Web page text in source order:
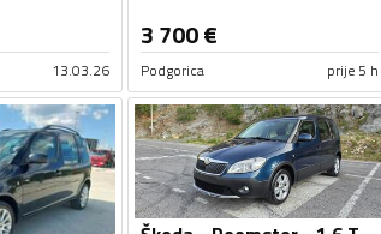
13.03.26
3 700€
Podgorica prije 5 h